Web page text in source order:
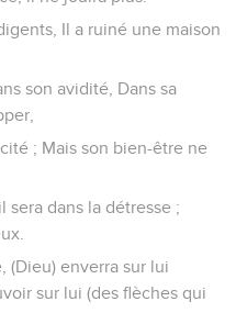
Il a ruiné une maison
son avidité, Dans sa
; Mais son bien-être ne
dans la détresse ;
(Dieu) enverra sur lui
sur lui (des flèches qui